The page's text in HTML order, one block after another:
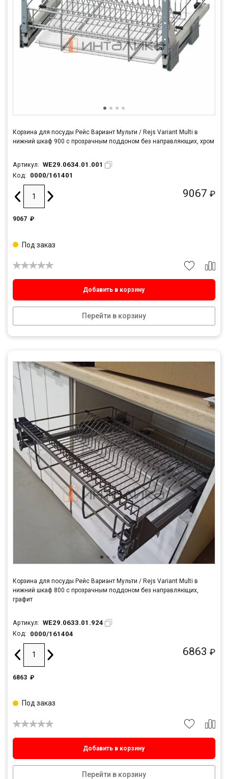
Корзина для посуды Рейс Вариант Мульти / Rejs Variant Multi в
нижний шкаф 900 с прозрачным поддоном без направляющих, хром
Артикул: WE29.0634.01.001
Код: 0000/161401
9067 ₽
9067 ₽
Добавить в корзину
Перейти в корзину
Под заказ
Корзина для посуды Рейс Вариант Мульти / Rejs Variant Multi в
нижний шкаф 800 с прозрачным поддоном без направляющих,
графит
Артикул: WE29.0633.01.924
Код: 0000/161404
6863 ₽
6863 ₽
Добавить в корзину
Перейти в корзину
Под заказ